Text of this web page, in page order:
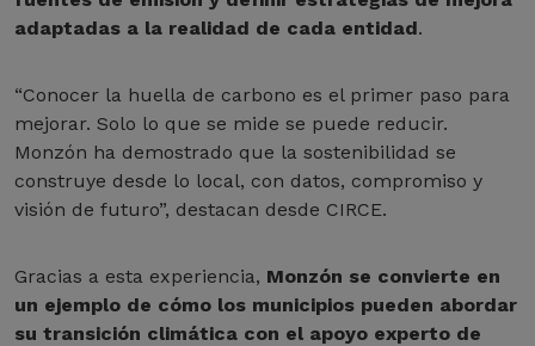
adaptadas a la realidad de cada entidad.
“Conocer la huella de carbono es el primer paso para
mejorar. Solo lo que se mide se puede reducir.
Monzón ha demostrado que la sostenibilidad se
construye desde lo local, con datos, compromiso y
visión de futuro”, destacan desde CIRCE.
Gracias a esta experiencia, Monzón se convierte en
un ejemplo de cómo los municipios pueden abordar
su transición climática con el apoyo experto de